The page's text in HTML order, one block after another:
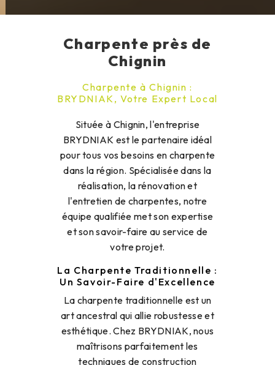
Charpente près de
Chignin
Charpente à Chignin :
BRYDNIAK, Votre Expert Local
Située à Chignin, l'entreprise
BRYDNIAK est le partenaire idéal
pour tous vos besoins en charpente
dans la région. Spécialisée dans la
réalisation, la rénovation et
l'entretien de charpentes, notre
équipe qualifiée met son expertise
et son savoir-faire au service de
votre projet.
La Charpente Traditionnelle :
Un Savoir-Faire d'Excellence
La charpente traditionnelle est un
art ancestral qui allie robustesse et
esthétique. Chez BRYDNIAK, nous
maîtrisons parfaitement les
techniques de construction